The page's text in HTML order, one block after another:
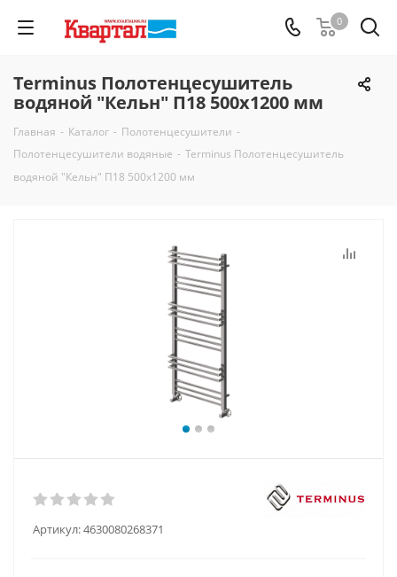
0
Terminus Полотенцесушитель
водяной "Кельн" П18 500х1200 мм
Главная - Каталог - Полотенцесушители -
Полотенцесушители водяные - Terminus Полотенцесушитель
водяной "Кельн" П18 500х1200 мм
Артикул:4630080268371